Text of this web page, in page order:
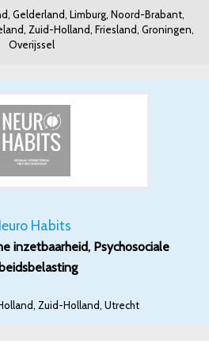
Gelderland, Limburg, Noord-Brabant,
Zuid-Holland, Friesland, Groningen,
Overijssel
Habits
inzetbaarheid, Psychosociale
Zuid-Holland, Utrecht